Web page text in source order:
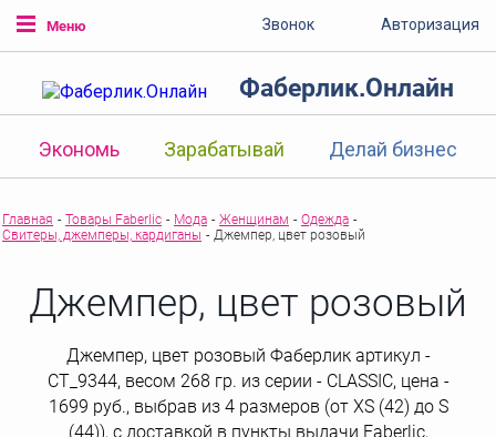
Меню Звонок Авторизация
Фаберлик.Онлайн
Экономь Зарабатывай Делай бизнес
Главная - Товары Faberlic - Мода - Женщинам - Одежда -
Свитеры, джемперы, кардиганы - Джемпер, цвет розовый
Джемпер, цвет розовый
Джемпер, цвет розовый Фаберлик артикул -
СТ_9344, весом 268 гр. из серии - CLASSIC, цена -
1699 руб., выбрав из 4 размеров (от XS (42) до S
(44)), с доставкой в пункты выдачи Faberlic,